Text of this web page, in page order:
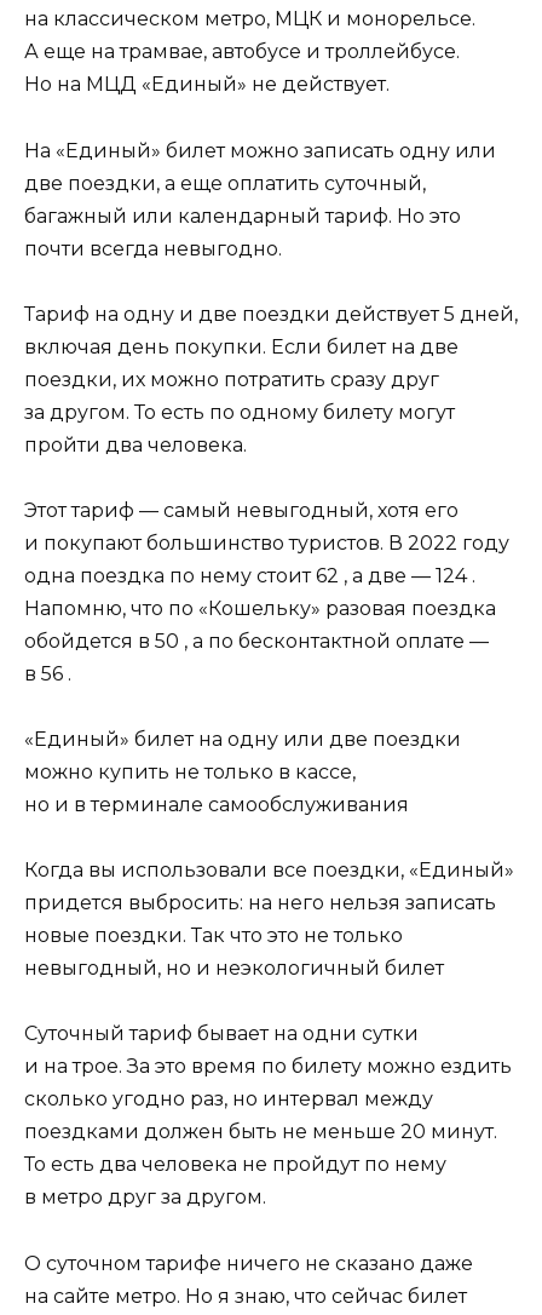
на классическом метро, МЦК и монорельсе.
А еще на трамвае, автобусе и троллейбусе.
Но на МЦД «Единый» не действует.
На «Единый» билет можно записать одну или
две поездки, а еще оплатить суточный,
багажный или календарный тариф. Но это
почти всегда невыгодно.
Тариф на одну и две поездки действует 5 дней,
включая день покупки. Если билет на две
поездки, их можно потратить сразу друг
за другом. То есть по одному билету могут
пройти два человека.
Этот тариф — самый невыгодный, хотя его
и покупают большинство туристов. В 2022 году
одна поездка по нему стоит 62 , а две — 124 .
Напомню, что по «Кошельку»‎ разовая поездка
обойдется в 50 , а по бесконтактной оплате —
в 56 .
«Единый» билет на одну или две поездки
можно купить не только в кассе,
но и в терминале самообслуживания
Когда вы использовали все поездки, «Единый»
придется выбросить: на него нельзя записать
новые поездки. Так что это не только
невыгодный, но и неэкологичный билет
Суточный тариф бывает на одни сутки
и на трое. За это время по билету можно ездить
сколько угодно раз, но интервал между
поездками должен быть не меньше 20 минут.
То есть два человека не пройдут по нему
в метро друг за другом.
О суточном тарифе ничего не сказано даже
на сайте метро. Но я знаю, что сейчас билет